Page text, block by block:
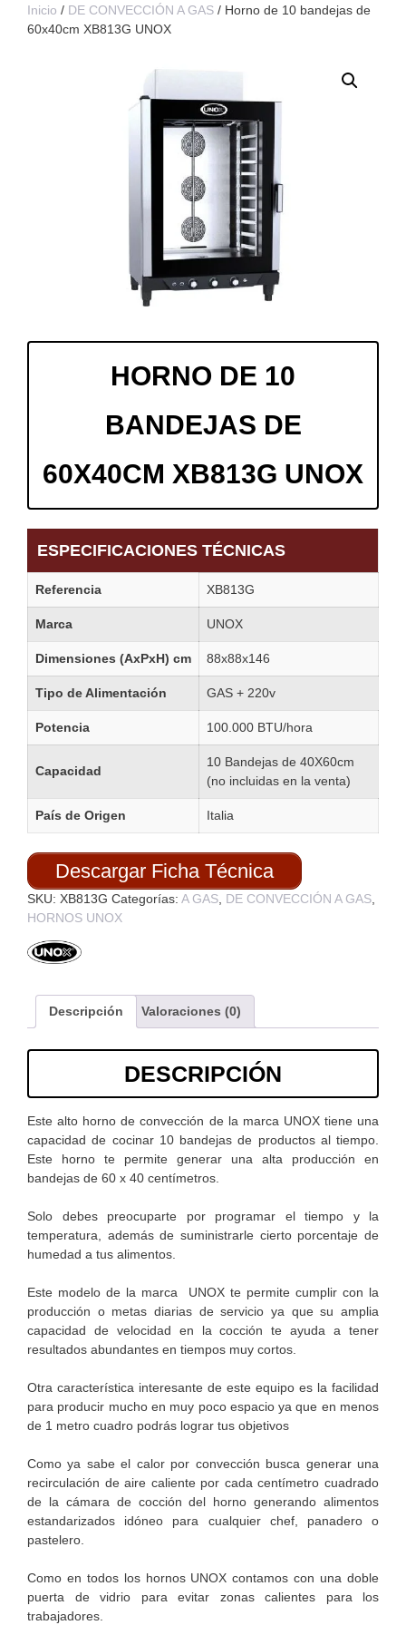
Inicio / DE CONVECCIÓN A GAS / Horno de 10 bandejas de
60x40cm XB813G UNOX
HORNO DE 10
BANDEJAS DE
60X40CM XB813G UNOX
ESPECIFICACIONES TÉCNICAS
Referencia XB813G
Marca UNOX
Dimensiones (AxPxH) cm 88x88x146
Tipo de Alimentación GAS + 220v
Potencia 100.000 BTU/hora
Capacidad
10 Bandejas de 40X60cm
(no incluidas en la venta)
País de Origen Italia
Descargar Ficha Técnica
SKU: XB813G Categorías: A GAS DE CONVECCIÓN A GAS
HORNOS UNOX
Descripción Valoraciones (0)
DESCRIPCIÓN
Este alto horno de convección de la marca UNOX tiene una
capacidad de cocinar 10 bandejas de productos al tiempo.
Este horno te permite generar una alta producción en
bandejas de 60 x 40 centímetros.
Solo debes preocuparte por programar el tiempo y la
temperatura, además de suministrarle cierto porcentaje de
humedad a tus alimentos.
Este modelo de la marca UNOX te permite cumplir con la
producción o metas diarias de servicio ya que su amplia
capacidad de velocidad en la cocción te ayuda a tener
resultados abundantes en tiempos muy cortos.
Otra característica interesante de este equipo es la facilidad
para producir mucho en muy poco espacio ya que en menos
de 1 metro cuadro podrás lograr tus objetivos
Como ya sabe el calor por convección busca generar una
recirculación de aire caliente por cada centímetro cuadrado
de la cámara de cocción del horno generando alimentos
estandarizados idóneo para cualquier chef, panadero o
pastelero.
Como en todos los hornos UNOX contamos con una doble
puerta de vidrio para evitar zonas calientes para los
trabajadores.